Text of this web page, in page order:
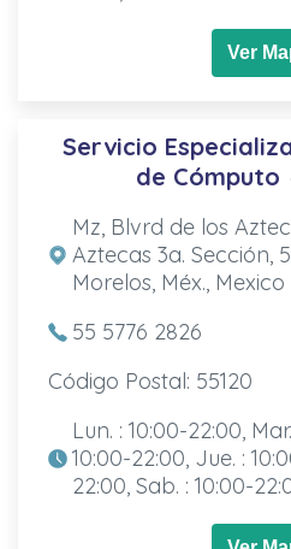
Ver
Servicio
de Cómputo
Mz, Blvrd de los
Aztecas 3a. Sección,
Morelos, Méx., Mexico
55 5776 2826
Código Postal: 55120
Lun. : 10:00-22:00,
10:00-22:00, Jue. :
22:00, Sab. : 10:00-